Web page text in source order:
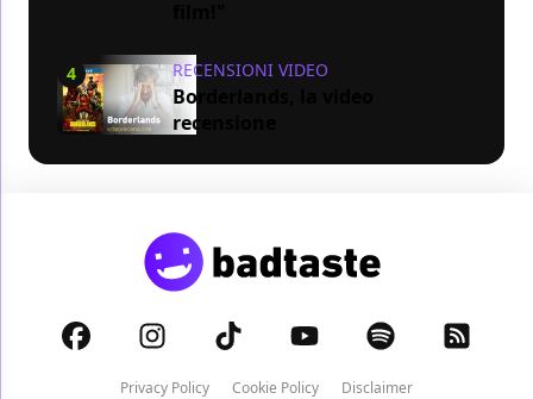
4 RECENSIONI VIDEO
Borderlands, la video
recensione
Privacy Policy Cookie Policy Disclaimer